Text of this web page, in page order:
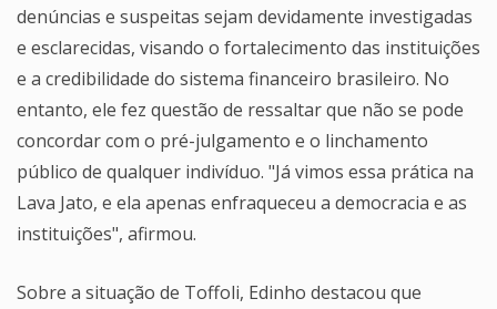
denúncias e suspeitas sejam devidamente investigadas
e esclarecidas, visando o fortalecimento das instituições
e a credibilidade do sistema financeiro brasileiro. No
entanto, ele fez questão de ressaltar que não se pode
concordar com o pré-julgamento e o linchamento
público de qualquer indivíduo. "Já vimos essa prática na
Lava Jato, e ela apenas enfraqueceu a democracia e as
instituições", afirmou.
Sobre a situação de Toffoli, Edinho destacou que